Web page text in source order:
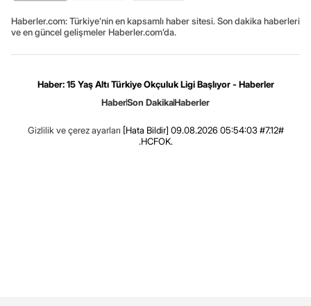
Haberler.com: Türkiye’nin en kapsamlı haber sitesi. Son dakika haberleri
ve en güncel gelişmeler Haberler.com’da.
Haber: 15 Yaş Altı Türkiye Okçuluk Ligi Başlıyor - Haberler
HaberSon DakikaHaberler
Gizlilik ve çerez ayarları [Hata Bildir] 09.08.2026 05:54:03 #7.12#
.HCFOK.